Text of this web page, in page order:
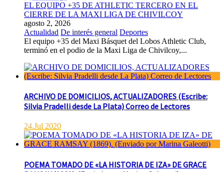
EL EQUIPO +35 DE ATHLETIC TERCERO EN EL
CIERRE DE LA MAXI LIGA DE CHIVILCOY
agosto 2, 2026
Actualidad De interés general Deportes
El equipo +35 del Maxi Básquet del Lobos Athletic Club,
terminó en el podio de la Maxi Liga de Chivilcoy,...
ARCHIVO DE DOMICILIOS, ACTUALIZADORES (Escribe:
Silvia Pradelli desde La Plata) Correo de Lectores
24.Jul 2020
POEMA TOMADO DE «LA HISTORIA DE IZA» DE GRACE